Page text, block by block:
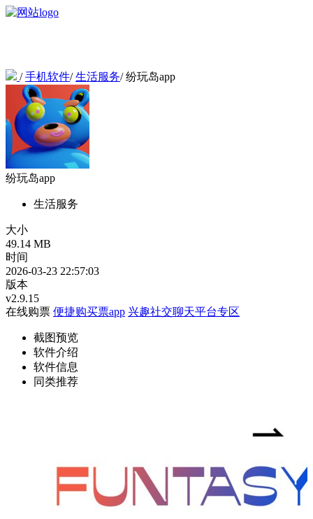
/手机软件/生活服务/纷玩岛app
纷玩岛app
生活服务
大小
49.14 MB
时间
2026-03-23 22:57:03
版本
v2.9.15
在线购票 便捷购买票app 兴趣社交聊天平台专区
截图预览
软件介绍
软件信息
同类推荐